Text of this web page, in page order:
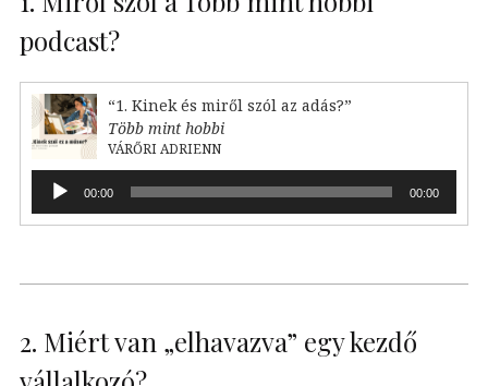
podcast?
“1. Kinek és miről szól az adás?”
Több mint hobbi
VÁRŐRI ADRIENN
Audió
lejátszó00:00 00:00
2. Miért van „elhavazva” egy kezdő